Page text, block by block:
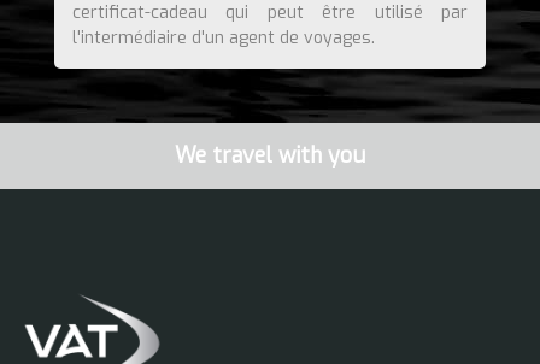
certificat-cadeau qui peut être utilisé par
l'intermédiaire d'un agent de voyages.
We travel with you